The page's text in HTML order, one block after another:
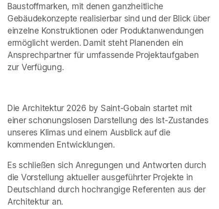
Baustoffmarken, mit denen ganzheitliche
Gebäudekonzepte realisierbar sind und der Blick über
einzelne Konstruktionen oder Produktanwendungen
ermöglicht werden. Damit steht Planenden ein
Ansprechpartner für umfassende Projektaufgaben
zur Verfügung.
Die Architektur 2026 by Saint-Gobain startet mit
einer schonungslosen Darstellung des Ist-Zustandes
unseres Klimas und einem Ausblick auf die
kommenden Entwicklungen.
Es schließen sich Anregungen und Antworten durch
die Vorstellung aktueller ausgeführter Projekte in
Deutschland durch hochrangige Referenten aus der
Architektur an.